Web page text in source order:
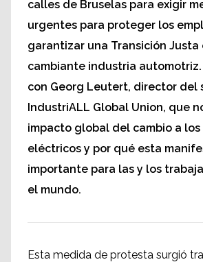
calles de Bruselas para exigir
urgentes para proteger los
garantizar una Transición Justa
cambiante industria automotriz.
con Georg Leutert, director del
IndustriALL Global Union, que
impacto global del cambio a
eléctricos y por qué esta
importante para las y los
el mundo.
Esta medida de protesta surgió